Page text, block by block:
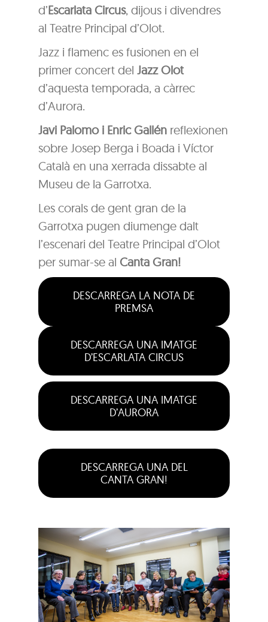
d’Escarlata Circus, dijous i divendres
al Teatre Principal d’Olot.
Jazz i flamenc es fusionen en el
primer concert delJazz Olot
d’aquesta temporada, a càrrec
d’Aurora.
Javi Palomo i Enric Gallén reflexionen
sobre Josep Berga i Boada i Víctor
Català en una xerrada dissabte al
Museu de la Garrotxa.
Les corals de gent gran de la
Garrotxa pugen diumenge dalt
l’escenari del Teatre Principal d’Olot
per sumar-se alCanta Gran!
DESCARREGA LA NOTA DE
PREMSA
DESCARREGA UNA IMATGE
D’ESCARLATA CIRCUS
DESCARREGA UNA IMATGE
D’AURORA
DESCARREGA UNA DEL
CANTA GRAN!